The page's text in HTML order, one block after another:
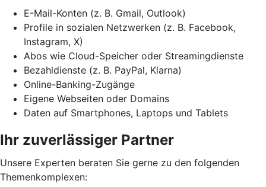
E-Mail-Konten (z. B. Gmail, Outlook)
Profile in sozialen Netzwerken (z. B. Facebook,
Instagram, X)
Abos wie Cloud-Speicher oder Streamingdienste
Bezahldienste (z. B. PayPal, Klarna)
Online-Banking-Zugänge
Eigene Webseiten oder Domains
Daten auf Smartphones, Laptops und Tablets
Ihr zuverlässiger Partner
Unsere Experten beraten Sie gerne zu den folgenden
Themenkomplexen: